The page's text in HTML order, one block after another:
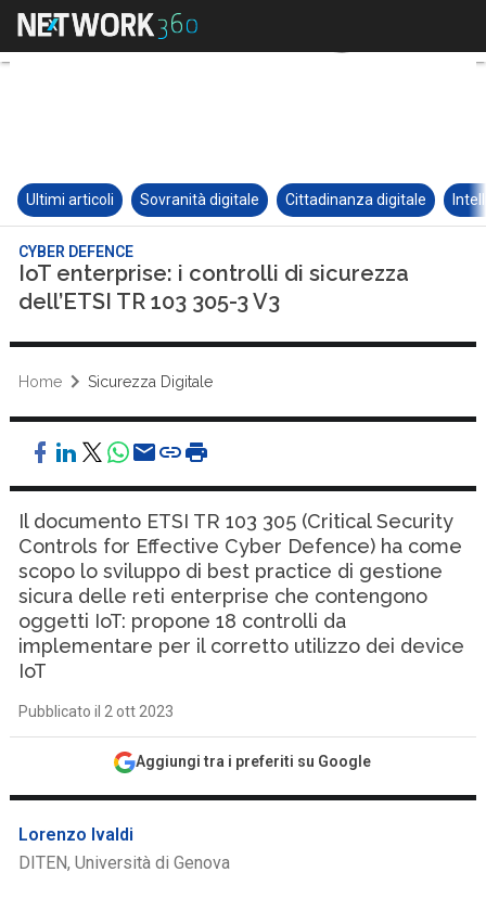
Ultimi articoli Sovranità digitale Cittadinanza digitale
CYBER DEFENCE
IoT enterprise: i controlli di sicurezza
dell’ETSI TR 103 305-3 V3
Home Sicurezza Digitale
Il documento ETSI TR 103 305 (Critical Security
Controls for Effective Cyber Defence) ha come
scopo lo sviluppo di best practice di gestione
sicura delle reti enterprise che contengono
oggetti IoT: propone 18 controlli da
implementare per il corretto utilizzo dei device
IoT
Pubblicato il 2 ott 2023
Aggiungi tra i preferiti su Google
Lorenzo Ivaldi
DITEN, Università di Genova